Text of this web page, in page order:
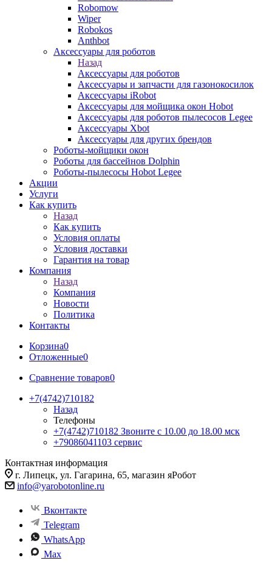
Robomow
Wiper
Robokos
Anthbot
Аксессуары для роботов
Назад
Аксессуары для роботов
Аксессуары и запчасти для газонокосилок
Аксессуары iRobot
Аксессуары для мойщика окон Hobot
Аксессуары для роботов пылесосов Legee
Аксессуары Xbot
Аксессуары для других брендов
Роботы-мойщики окон
Роботы для бассейнов Dolphin
Роботы-пылесосы Hobot Legee
Акции
Услуги
Как купить
Назад
Как купить
Условия оплаты
Условия доставки
Гарантия на товар
Компания
Назад
Компания
Новости
Политика
Контакты
Корзина0
Отложенные0
Сравнение товаров0
+7(4742)710182
Назад
Телефоны
+7(4742)710182 Звоните с 10.00 до 18.00 мск
+79086041103 сервис
Контактная информация
г. Липецк, ул. Гагарина, 65, магазин яРобот
info@yarobotonline.ru
Вконтакте
Telegram
WhatsApp
Max